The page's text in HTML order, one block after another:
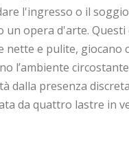
l'ingresso o il
un opera d'arte.
nette e pulite, giocano
l’ambiente
dalla presenza
da quattro lastre in